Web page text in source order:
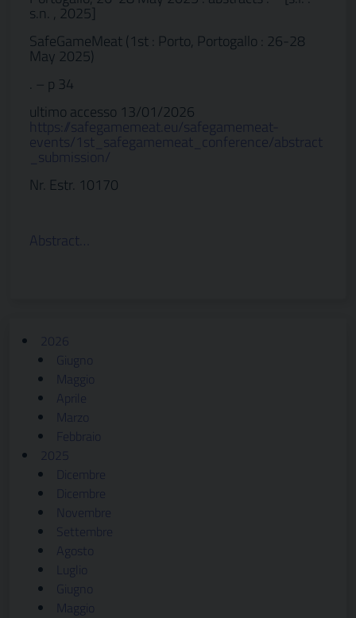
s.n. , 2025]
SafeGameMeat (1st : Porto, Portogallo : 26-28
May 2025)
. – p 34
ultimo accesso 13/01/2026
https://safegamemeat.eu/safegamemeat-
events/1st_safegamemeat_conference/abstract
_submission/
Nr. Estr. 10170
Abstract…
2026
Giugno
Maggio
Aprile
Marzo
Febbraio
2025
Dicembre
Dicembre
Novembre
Settembre
Agosto
Luglio
Giugno
Maggio